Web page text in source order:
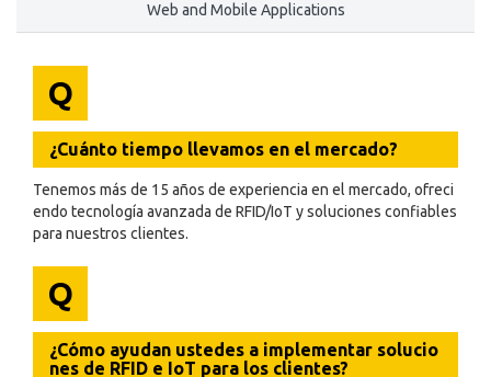
Web and Mobile Applications
Q
¿Cuánto tiempo llevamos en el mercado?
Tenemos más de 15 años de experiencia en el mercado, ofreci
endo tecnología avanzada de RFID/IoT y soluciones confiables
para nuestros clientes.
Q
¿Cómo ayudan ustedes a implementar solucio
nes de RFID e IoT para los clientes?